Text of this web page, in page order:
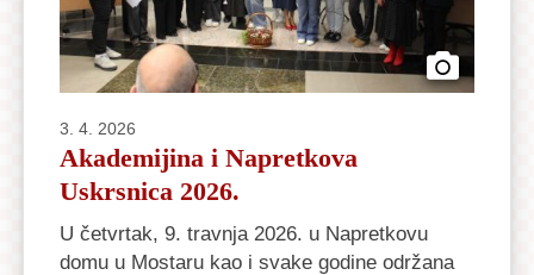
3. 4. 2026
Akademijina i Napretkova
Uskrsnica 2026.
U četvrtak, 9. travnja 2026. u Napretkovu
domu u Mostaru kao i svake godine održana